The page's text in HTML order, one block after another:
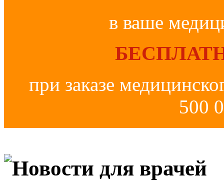
в ваше
при заказе
500
Новости для врачей